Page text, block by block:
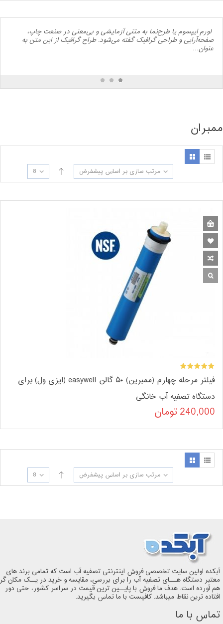
لورم ایپسوم یا طرح‌نما به متنی آزمایشی و بی‌معنی در صنعت چاپ،
صفحه‌آرایی و طراحی گرافیک گفته می‌شود. طراح گرافیک از این متن به
عنوان…
ممبران
مرتب سازی بر اساس پیشفرض 8
فیلتر مرحله چهارم (ممبرین) ۵۰ گالن easywell (ایزی ول) برای
دستگاه تصفیه آب خانگی
240,000تومان
مرتب سازی بر اساس پیشفرض 8
آبکده اولین سایت تخصصی فروش اینترنتی تصفیه آب است که تمامی برند های
معتبر دستگاه هـــای تصفیه آب را برای بررسی، مقایسه و خرید در یــک مکان
هم آورده است. هدف ما فروش با پایــین ترین قیمت در سراسر کشور، حتی دور
افتاده ترین نقاط میباشد. کافیست با ما تماس بگیرید.
تماس با ما